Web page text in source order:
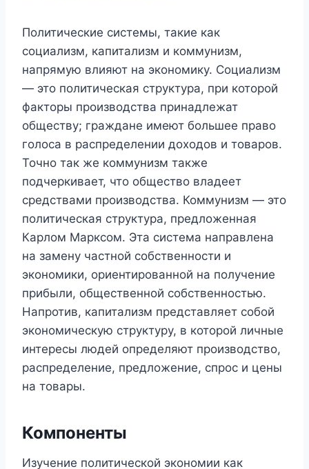
Политические системы, такие как
социализм, капитализм и коммунизм,
напрямую влияют на экономику. Социализм
— это политическая структура, при которой
факторы производства принадлежат
обществу; граждане имеют большее право
голоса в распределении доходов и товаров.
Точно так же коммунизм также
подчеркивает, что общество владеет
средствами производства. Коммунизм — это
политическая структура, предложенная
Карлом Марксом. Эта система направлена ​​
на замену частной собственности и
экономики, ориентированной на получение
прибыли, общественной собственностью.
Напротив, капитализм представляет собой
экономическую структуру, в которой личные
интересы людей определяют производство,
распределение, предложение, спрос и цены
на товары.
Компоненты
Изучение политической экономии как